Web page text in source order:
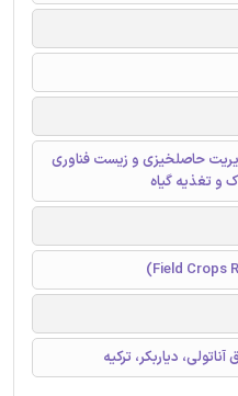
حاصلخیزی و زیست فناوری
تغذیه گیاه
دیاربکر، ترکیه